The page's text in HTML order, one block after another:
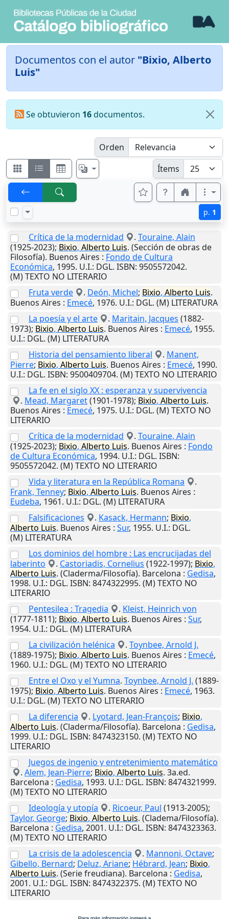
Documentos con el autor "Bixio, Alberto
Luis"
Se obtuvieron 16documentos.
Orden
Ítems
p. 1
Crítica de la modernidad . Touraine, Alain
(1925-2023); Bixio, Alberto Luis. (Sección de obras de
Filosofía). Buenos Aires : Fondo de Cultura
Económica, 1995. U.I.: DGL. ISBN: 9505572042.
(M) TEXTO NO LITERARIO
Fruta verde
. Deón, Michel; Bixio, Alberto Luis.
Buenos Aires : Emecé, 1976. U.I.: DGL. (M) LITERATURA
La poesía y el arte
. Maritain, Jacques (1882-
1973); Bixio, Alberto Luis. Buenos Aires : Emecé, 1955.
U.I.: DGL. (M) LITERATURA
Historia del pensamiento liberal
. Manent,
Pierre; Bixio, Alberto Luis. Buenos Aires : Emecé, 1990.
U.I.: DGL. ISBN: 9500409704. (M) TEXTO NO LITERARIO
La fe en el siglo XX : esperanza y supervivencia
. Mead, Margaret(1901-1978); Bixio, Alberto Luis.
Buenos Aires : Emecé, 1975. U.I.: DGL. (M) TEXTO NO
LITERARIO
Crítica de la modernidad
. Touraine, Alain
(1925-2023); Bixio, Alberto Luis. Buenos Aires : Fondo
de Cultura Económica, 1994. U.I.: DGL. ISBN:
9505572042. (M) TEXTO NO LITERARIO
Vida y literatura en la República Romana
.
Frank, Tenney; Bixio, Alberto Luis. Buenos Aires :
Eudeba, 1961. U.I.: DGL. (M) LITERATURA
Falsificaciones
. Kasack, Hermann; Bixio,
Alberto Luis. Buenos Aires : Sur, 1955. U.I.: DGL.
(M) LITERATURA
Los dominios del hombre : Las encrucijadas del
laberinto
. Castoriadis, Cornelius (1922-1997); Bixio,
Alberto Luis. (Claderma/Filosofía). Barcelona : Gedisa,
1998. U.I.: DGL. ISBN: 8474322995. (M) TEXTO NO
LITERARIO
Pentesilea : Tragedia
. Kleist, Heinrich von
(1777-1811); Bixio, Alberto Luis. Buenos Aires : Sur,
1954. U.I.: DGL. (M) LITERATURA
La civilización helénica
. Toynbee, Arnold J.
(1889-1975); Bixio, Alberto Luis. Buenos Aires : Emecé,
1960. U.I.: DGL. (M) TEXTO NO LITERARIO
Entre el Oxo y el Yumna. Toynbee, Arnold J. (1889-
1975); Bixio, Alberto Luis. Buenos Aires : Emecé, 1963.
U.I.: DGL. (M) TEXTO NO LITERARIO
La diferencia
. Lyotard, Jean-François; Bixio,
Alberto Luis. (Claderma/Filosofía). Barcelona : Gedisa,
1999. U.I.: DGL. ISBN: 8474323150. (M) TEXTO NO
LITERARIO
Juegos de ingenio y entretenimiento matemático
. Alem, Jean-Pierre; Bixio, Alberto Luis. 3a.ed.
Barcelona : Gedisa, 1993. U.I.: DGL. ISBN: 8474321999.
(M) TEXTO NO LITERARIO
Ideología y utopía
. Ricoeur, Paul (1913-2005);
Taylor, George; Bixio, Alberto Luis. (Cladema/Filosofía).
Barcelona : Gedisa, 2001. U.I.: DGL. ISBN: 8474323363.
(M) TEXTO NO LITERARIO
La crisis de la adolescencia
. Mannoni, Octave;
Gibello, Bernard; Deluz, Ariane; Hébrard, Jean; Bixio,
Alberto Luis. (Serie freudiana). Barcelona : Gedisa,
2001. U.I.: DGL. ISBN: 8474322375. (M) TEXTO NO
LITERARIO